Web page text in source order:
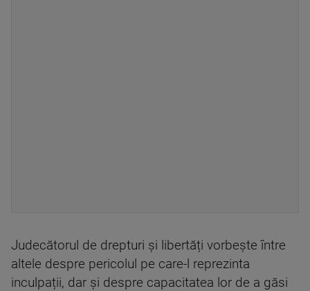
Judecătorul de drepturi și libertăți vorbește între
altele despre pericolul pe care-l reprezinta
inculpații, dar și despre capacitatea lor de a găsi